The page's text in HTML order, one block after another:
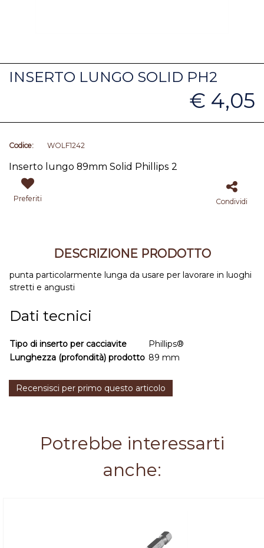
INSERTO LUNGO SOLID PH2
€ 4,05
Codice: WOLF1242
Inserto lungo 89mm Solid Phillips 2
Preferiti Condividi
DESCRIZIONE PRODOTTO
punta particolarmente lunga da usare per lavorare in luoghi
stretti e angusti
Dati tecnici
Tipo di inserto per cacciavite
Phillips®
Lunghezza (profondità) prodotto 89 mm
Recensisci per primo questo articolo
Potrebbe interessarti
anche: